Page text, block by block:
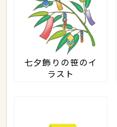
七夕飾りの笹のイ
ラスト